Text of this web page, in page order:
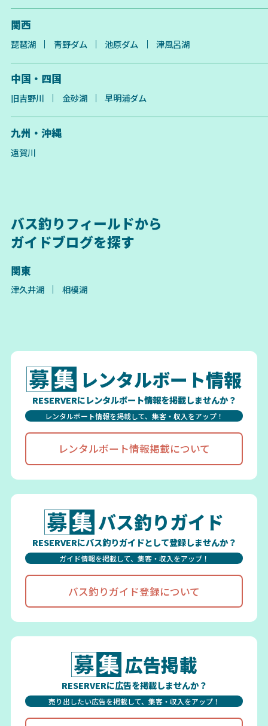
関西
琵琶湖 青野ダム 池原ダム 津風呂湖
中国・四国
旧吉野川 金砂湖 早明浦ダム
九州・沖縄
遠賀川
バス釣りフィールドから
ガイドブログを探す
関東
津久井湖 相模湖
レンタルボート情報
RESERVERにレンタルボート情報を掲載しませんか？
レンタルボート情報を掲載して、集客・収入をアップ！
レンタルボート情報掲載について
バス釣りガイド
RESERVERにバス釣りガイドとして登録しませんか？
ガイド情報を掲載して、集客・収入をアップ！
バス釣りガイド登録について
広告掲載
RESERVERに広告を掲載しませんか？
売り出したい広告を掲載して、集客・収入をアップ！